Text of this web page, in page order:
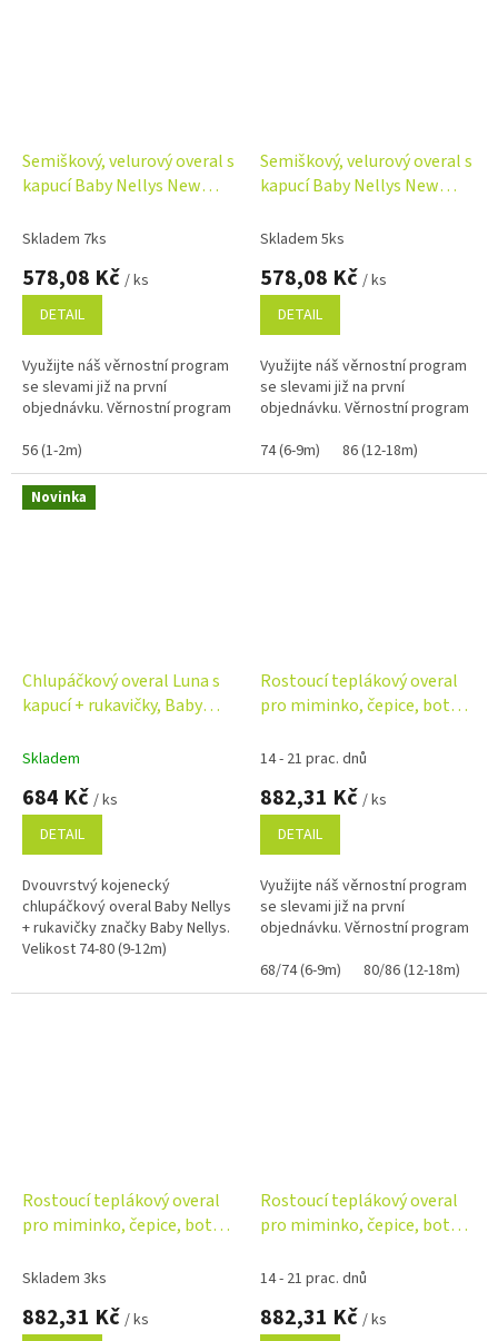
Semiškový, velurový overal s
kapucí Baby Nellys New
Skladem 7ks
578,08 Kč / ks
DETAIL
Využijte náš věrnostní program
se slevami již na první
objednávku. Věrnostní program
56 (1-2m)
Semiškový, velurový overal s
kapucí Baby Nellys New
Skladem 5ks
578,08 Kč / ks
DETAIL
Využijte náš věrnostní program
se slevami již na první
objednávku. Věrnostní program
74 (6-9m)
86 (12-18m)
Novinka
Chlupáčkový overal Luna s
kapucí + rukavičky, Baby
Skladem
684 Kč / ks
DETAIL
Dvouvrstvý kojenecký
chlupáčkový overal Baby Nellys
+ rukavičky značky Baby Nellys.
Velikost 74-80 (9-12m)
Rostoucí teplákový overal
pro miminko, čepice, botky,
14 - 21 prac. dnů
882,31 Kč / ks
DETAIL
Využijte náš věrnostní program
se slevami již na první
objednávku. Věrnostní program
68/74 (6-9m)
80/86 (12-18m)
Rostoucí teplákový overal
pro miminko, čepice, botky,
Skladem 3ks
882,31 Kč / ks
Rostoucí teplákový overal
pro miminko, čepice, botky,
šedá
14 - 21 prac. dnů
882,31 Kč / ks